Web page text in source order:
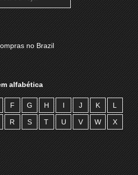
HERING
HOBBY BRINQUEDOS
IMPÉRIO DOS COLCHÕES
IPLACE
JAQUELINE CHAGAS
JUNGLE NUTRY
KIPLING
LABORATÓRIOS REUNIDOS
LE POSTICHE
LG MOBILE STORE
no Brazil
alfabética
F G H I J K L
R S T U V W X